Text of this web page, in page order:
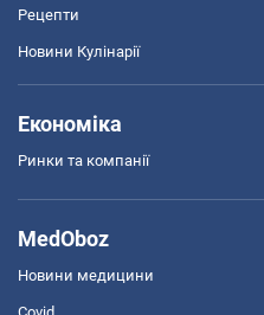
Рецепти
Новини Кулінарії
Економіка
Ринки та компанії
MedOboz
Новини медицини